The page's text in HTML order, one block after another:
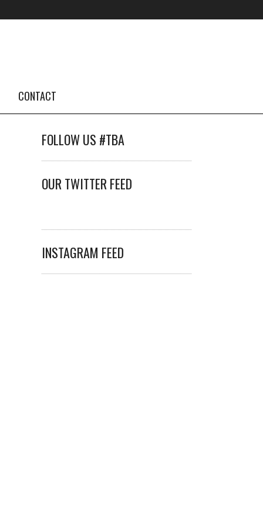
CONTACT
FOLLOW US #TBA
OUR TWITTER FEED
INSTAGRAM FEED